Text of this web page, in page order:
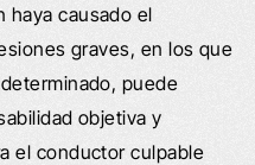
haya causado el
graves, en los que
puede
objetiva y
el conductor culpable